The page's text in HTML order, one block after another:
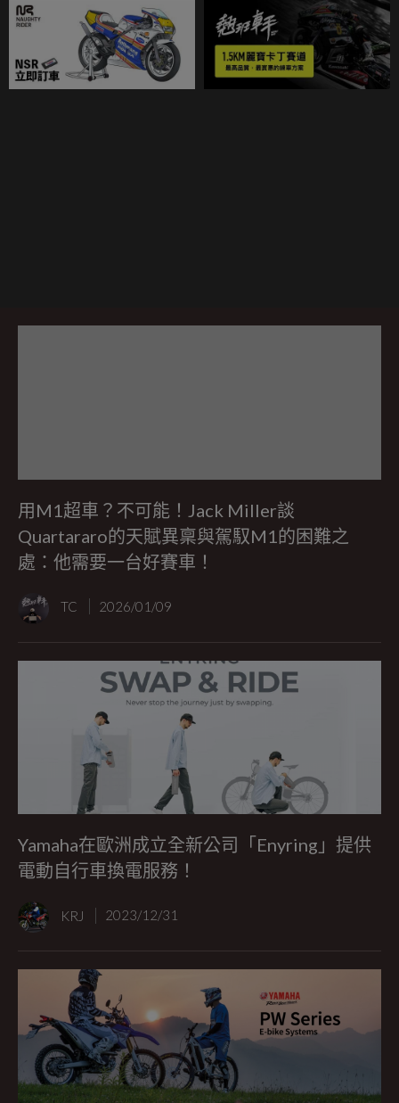
用M1超車？不可能！Jack Miller談
Quartararo的天賦異稟與駕馭M1的困難之
處：他需要一台好賽車！
TC 2026/01/09
Yamaha在歐洲成立全新公司「Enyring」提供
電動自行車換電服務！
KRJ 2023/12/31